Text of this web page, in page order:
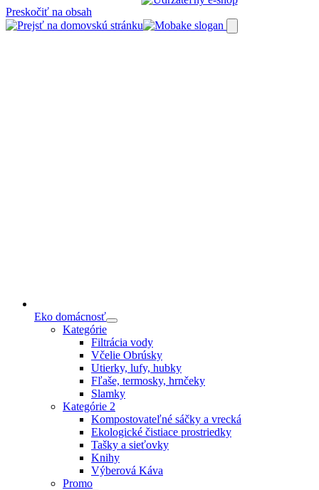
Preskočiť na obsah
Eko domácnosť
Kategórie
Filtrácia vody
Včelie Obrúsky
Utierky, lufy, hubky
Fľaše, termosky, hrnčeky
Slamky
Kategórie 2
Kompostovateľné sáčky a vrecká
Ekologické čistiace prostriedky
Tašky a sieťovky
Knihy
Výberová Káva
Promo